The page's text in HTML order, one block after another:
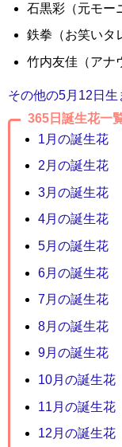
石黒彩（元モー
鉄拳（お笑いタ
竹内友佳（アナ
その他の5月12日生
365日誕生花一
1月の誕生花
2月の誕生花
3月の誕生花
4月の誕生花
5月の誕生花
6月の誕生花
7月の誕生花
8月の誕生花
9月の誕生花
10月の誕生花
11月の誕生花
12月の誕生花